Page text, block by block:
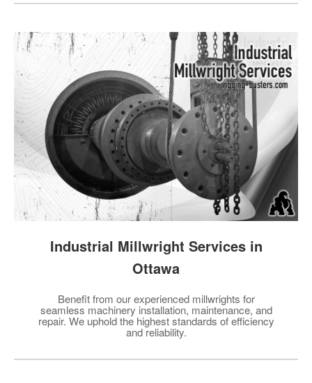
Industrial Millwright Services in
Ottawa
Benefit from our experienced millwrights for
seamless machinery installation, maintenance, and
repair. We uphold the highest standards of efficiency
and reliability.